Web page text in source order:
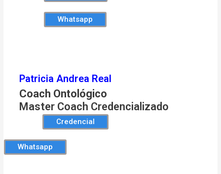
Whatsapp
Patricia Andrea Real
Coach Ontológico
Master Coach Credencializado
Credencial
Whatsapp